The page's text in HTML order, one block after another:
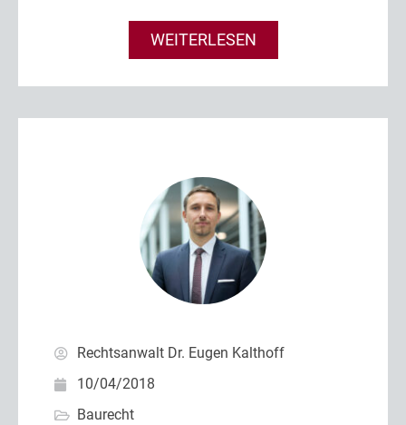
WEITERLESEN
Rechtsanwalt Dr. Eugen Kalthoff
10/04/2018
Baurecht